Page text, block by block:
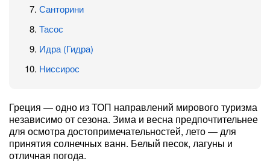
Санторини
Тасос
Идра (Гидра)
Ниссирос
Греция — одно из ТОП направлений мирового туризма
независимо от сезона. Зима и весна предпочтительнее
для осмотра достопримечательностей, лето — для
принятия солнечных ванн. Белый песок, лагуны и
отличная погода.